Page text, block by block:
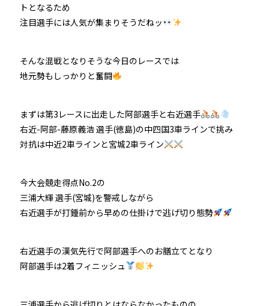
トとなるため
注目選手には人気が集まりそうだねッ
そんな混戦となりそうな今日のレースでは
地元勢もしっかりと奮闘
まずは第3レースに出走した阿部選手と右近選手
右近-阿部-藤原義浩 選手(徳島)の中四国3車ラインで挑み
対抗は中近2車ラインと宮城2車ライン
今大会競走得点No.2の
三浦大輝 選手(宮城)を警戒しながら
右近選手が打鍾前から早めの仕掛けで逃げ切り態勢
右近選手の漢気先行で阿部選手へのお膳立てとなり
阿部選手は2着フィニッシュ